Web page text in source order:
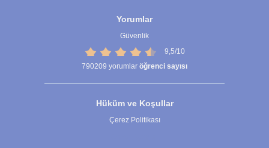
Yorumlar
Güvenlik
9,5/10
790209 yorumlar öğrenci sayısı
Hüküm ve Koşullar
Çerez Politikası